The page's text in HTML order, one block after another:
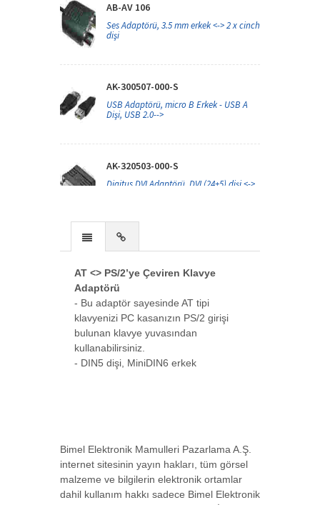
AB-AV 106
Ses Adaptörü, 3.5 mm erkek <-> 2 x cinch
dişi
AK-300507-000-S
USB Adaptörü, micro B Erkek - USB A
Dişi, USB 2.0-->
AK-320503-000-S
Digitus DVI Adaptörü, DVI (24+5) dişi <->
AK-340407-001-W
Adaptörü, mini-->
AK-340602-000-S
Digitus DisplayPort Adaptörü, DP Erkek -
HDMI tip-->
AK-610513-000-I
Null Modem Adaptörü, DSUB, 9-pin,
AT <> PS/2’ye Çeviren Klavye
Adaptörü
- Bu adaptör sayesinde AT tipi
klavyenizi PC kasanızın PS/2 girişi
bulunan klavye yuvasından
kullanabilirsiniz.
- DIN5 dişi, MiniDIN6 erkek
Bimel Elektronik Mamulleri Pazarlama A.Ş.
internet sitesinin yayın hakları, tüm görsel
malzeme ve bilgilerin elektronik ortamlar
dahil kullanım hakkı sadece Bimel Elektronik